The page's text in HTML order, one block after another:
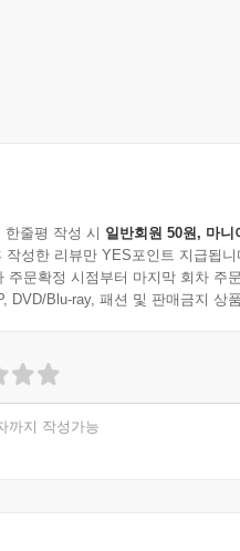
한줄평 작성 시 일반회원 50원, 마니
작성한 리뷰만 YES포인트 지급됩니
주문확정 시점부터 마지막 회차 주
DVD/Blu-ray, 패션 및 판매금지 상
까지 작성가능